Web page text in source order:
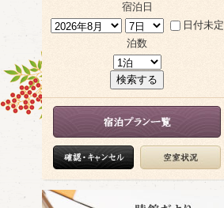
宿泊日
日付未定
泊数
検索する